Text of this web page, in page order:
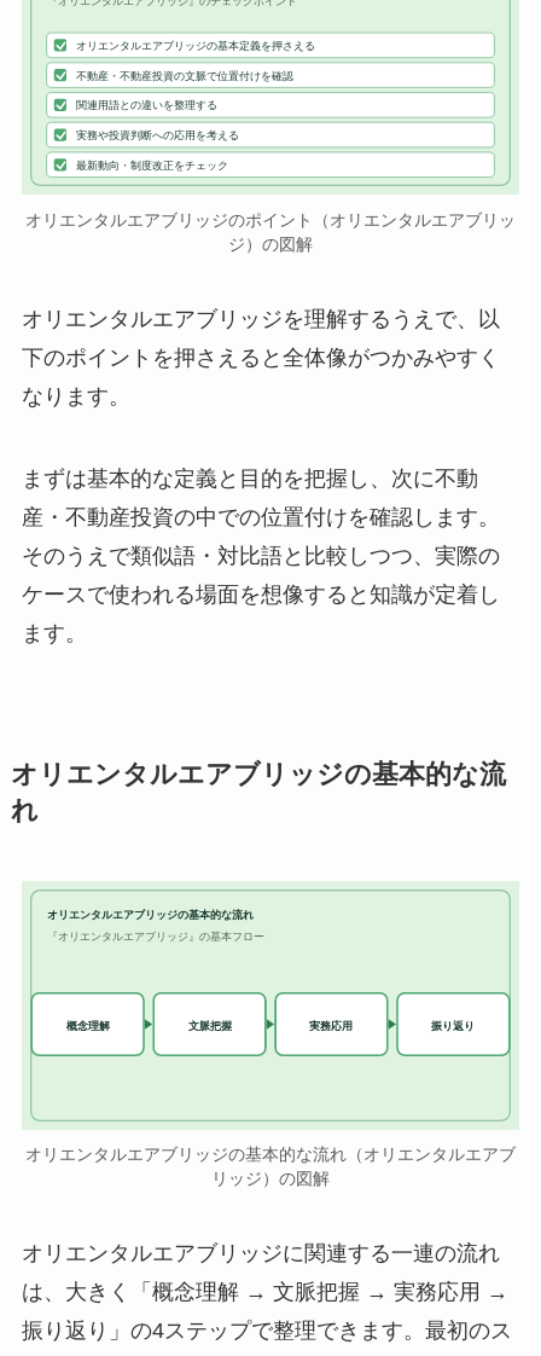
オリエンタルエアブリッジの基本定義を押さえる
不動産・不動産投資の文脈で位置付けを確認
関連用語との違いを整理する
実務や投資判断への応用を考える
最新動向・制度改正をチェック
オリエンタルエアブリッジのポイント（オリエンタルエアブリッ
ジ）の図解
オリエンタルエアブリッジを理解するうえで、以
下のポイントを押さえると全体像がつかみやすく
なります。
まずは基本的な定義と目的を把握し、次に不動
産・不動産投資の中での位置付けを確認します。
そのうえで類似語・対比語と比較しつつ、実際の
ケースで使われる場面を想像すると知識が定着し
ます。
オリエンタルエアブリッジの基本的な流
れ
オリエンタルエアブリッジの基本的な流れ
『オリエンタルエアブリッジ』の基本フロー
概念理解 文脈把握 実務応用 振り返り
オリエンタルエアブリッジの基本的な流れ（オリエンタルエアブ
リッジ）の図解
オリエンタルエアブリッジに関連する一連の流れ
は、大きく「概念理解 → 文脈把握 → 実務応用 →
振り返り」の4ステップで整理できます。最初のス